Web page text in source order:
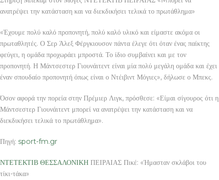
ανατρέψει την κατάσταση και να διεκδικήσει τελικά το πρωτάθλημα»
«Έχουμε πολύ καλό προπονητή, πολύ καλό υλικό και είμαστε ακόμα οι
πρωταθλητές. Ο Σερ Άλεξ Φέργκιουσον πάντα έλεγε ότι όταν ένας παίκτης
φεύγει, η ομάδα προχωράει μπροστά. Το ίδιο συμβαίνει και με τον
προπονητή. Η Μάντσεστερ Γιουνάιτεντ είναι μία πολύ μεγάλη ομάδα και έχει
έναν σπουδαίο προπονητή όπως είναι ο Ντέιβιντ Μόγιες», δήλωσε ο Μπεκς.
Όσον αφορά την πορεία στην Πρέμιερ Λιγκ, πρόσθεσε: «Είμαι σίγουρος ότι η
Μάντσεστερ Γιουνάιτεντ μπορεί να ανατρέψει την κατάσταση και να
διεκδικήσει τελικά το πρωτάθλημα».
Πηγή: sport-fm.gr
ΝΤΕΤΕΚΤΙΒ ΘΕΣΣΑΛΟΝΙΚΗ ΠΕΙΡΑΙΑΣ Πικέ: «Ήμασταν σκλάβοι του
τίκι-τάκα»